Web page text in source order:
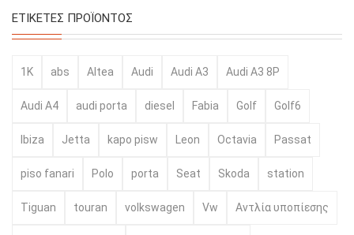
ΕΤΙΚΈΤΕΣ ΠΡΟΪΌΝΤΟΣ
1K abs Altea Audi Audi A3 Audi A3 8P
Audi A4 audi porta diesel Fabia Golf Golf6
Ibiza Jetta kapo pisw Leon Octavia Passat
piso fanari Polo porta Seat Skoda station
Tiguan touran volkswagen Vw Αντλία υποπίεσης